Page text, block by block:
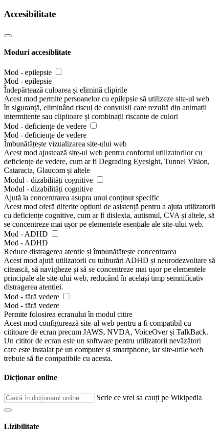
Accesibilitate
Moduri accesiblitate
Mod - epilepsie
Mod - epilepsie
Îndepărtează culoarea și elimină clipirile
Acest mod permite persoanelor cu epilepsie să utilizeze site-ul web
în siguranță, eliminând riscul de convulsii care rezultă din animații
intermitente sau clipitoare și combinații riscante de culori
Mod - deficiențe de vedere
Mod - deficiențe de vedere
Îmbunătățește vizualizarea site-ului web
Acest mod ajustează site-ul web pentru confortul utilizatorilor cu
deficiențe de vedere, cum ar fi Degrading Eyesight, Tunnel Vision,
Cataracta, Glaucom și altele
Modul - dizabilități cognitive
Modul - dizabilități cognitive
Ajută la concentrarea asupra unui conținut specific
Acest mod oferă diferite opțiuni de asistență pentru a ajuta utilizatorii
cu deficiențe cognitive, cum ar fi dislexia, autismul, CVA și altele, să
se concentreze mai ușor pe elementele esențiale ale site-ului web.
Mod - ADHD
Mod - ADHD
Reduce distragerea atentie și îmbunătățește concentrarea
Acest mod ajută utilizatorii cu tulburări ADHD și neurodezvoltare să
citească, să navigheze și să se concentreze mai ușor pe elementele
principale ale site-ului web, reducând în același timp semnificativ
distragerea atentiei.
Mod - fără vedere
Mod - fără vedere
Permite folosirea ecranului în modul citire
Acest mod configurează site-ul web pentru a fi compatibil cu
cititoare de ecran precum JAWS, NVDA, VoiceOver și TalkBack.
Un cititor de ecran este un software pentru utilizatorii nevăzători
care este instalat pe un computer și smartphone, iar site-urile web
trebuie să fie compatibile cu acesta.
Dicționar online
Scrie ce vrei sa cauți pe Wikipedia
Lizibilitate